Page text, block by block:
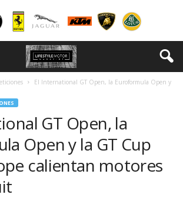
El International GT Open, la Euroformula Open y
GT Open, la
Open y la GT Cup
calientan motores